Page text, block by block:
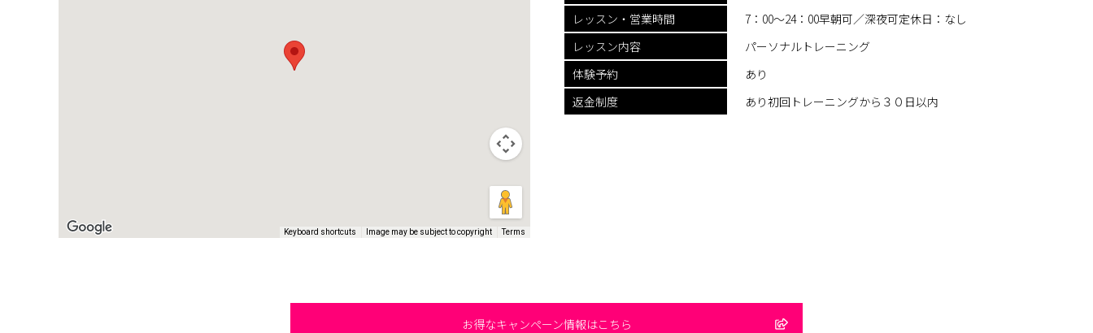
レッスン・ 営業時間
7：00～24：00早朝可／深夜可定休日：なし
レッスン内容
パーソナルトレーニング
体験予約
あり
返金制度
あり初回トレーニングから３０日以内
Keyboard shortcuts Image may be subject to copyright Terms
お得なキャンペーン情報はこちら